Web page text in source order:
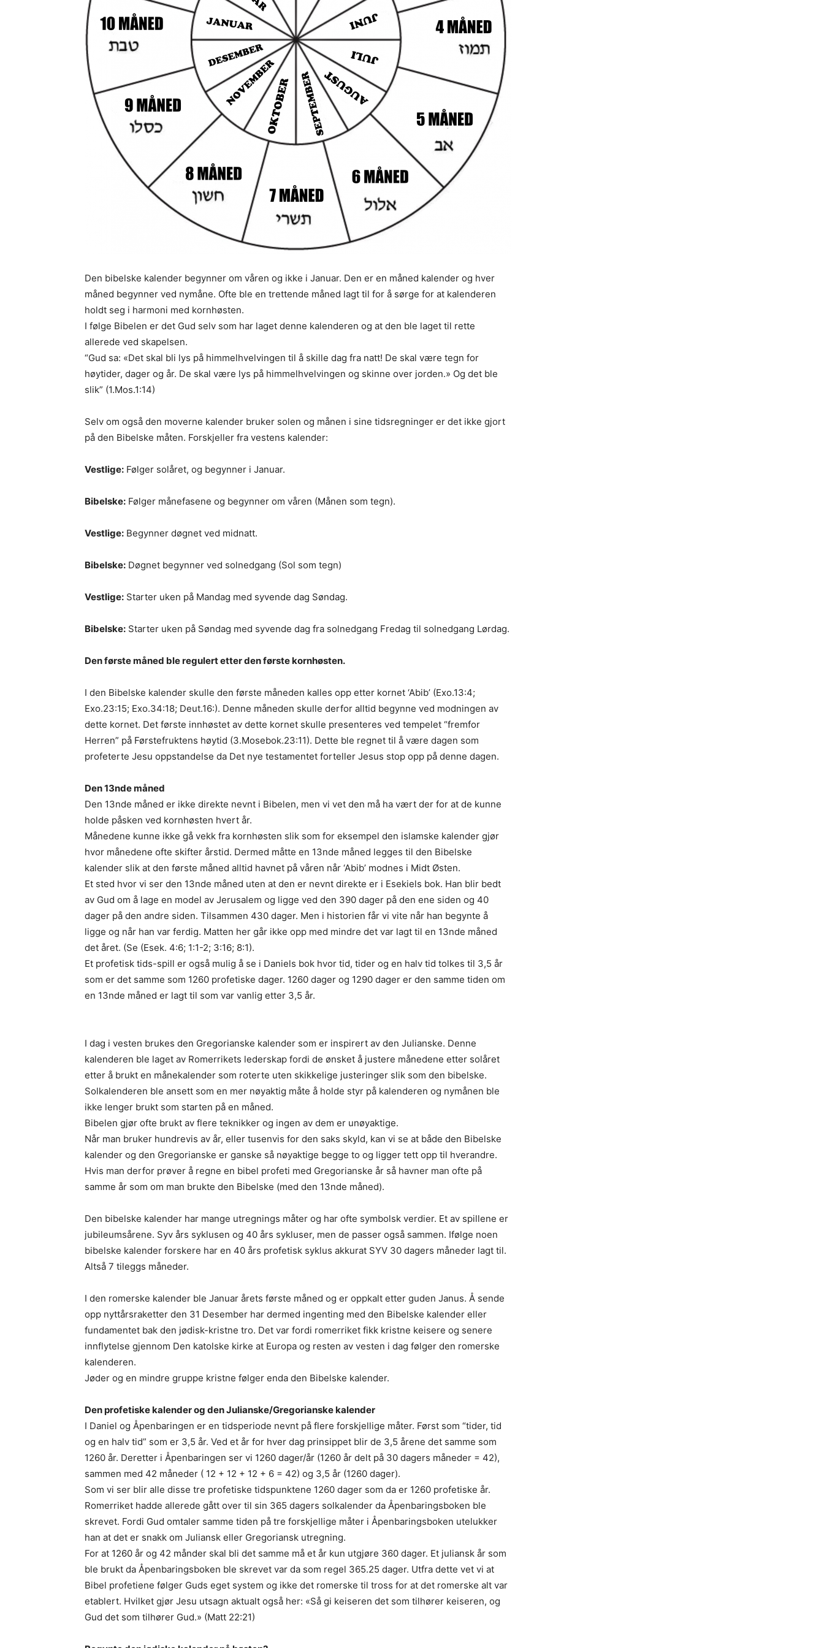
Den bibelske kalender begynner om våren og ikke i Januar. Den er en måned kalender og hver
måned begynner ved nymåne. Ofte ble en trettende måned lagt til for å sørge for at kalenderen
holdt seg i harmoni med kornhøsten.
I følge Bibelen er det Gud selv som har laget denne kalenderen og at den ble laget til rette
allerede ved skapelsen.
“Gud sa: «Det skal bli lys på himmelhvelvingen til å skille dag fra natt! De skal være tegn for
høytider, dager og år. De skal være lys på himmelhvelvingen og skinne over jorden.» Og det ble
slik” (1.Mos.1:14)
Selv om også den moverne kalender bruker solen og månen i sine tidsregninger er det ikke gjort
på den Bibelske måten. Forskjeller fra vestens kalender:
Vestlige: Følger solåret, og begynner i Januar.
Bibelske: Følger månefasene og begynner om våren (Månen som tegn).
Vestlige: Begynner døgnet ved midnatt.
Bibelske: Døgnet begynner ved solnedgang (Sol som tegn)
Vestlige: Starter uken på Mandag med syvende dag Søndag.
Bibelske: Starter uken på Søndag med syvende dag fra solnedgang Fredag til solnedgang Lørdag.
Den første måned ble regulert etter den første kornhøsten.
I den Bibelske kalender skulle den første måneden kalles opp etter kornet ‘Abib’ (Exo.13:4;
Exo.23:15; Exo.34:18; Deut.16:). Denne måneden skulle derfor alltid begynne ved modningen av
dette kornet. Det første innhøstet av dette kornet skulle presenteres ved tempelet “fremfor
Herren” på Førstefruktens høytid (3.Mosebok.23:11). Dette ble regnet til å være dagen som
profeterte Jesu oppstandelse da Det nye testamentet forteller Jesus stop opp på denne dagen.
Den 13nde måned
Den 13nde måned er ikke direkte nevnt i Bibelen, men vi vet den må ha vært der for at de kunne
holde påsken ved kornhøsten hvert år.
Månedene kunne ikke gå vekk fra kornhøsten slik som for eksempel den islamske kalender gjør
hvor månedene ofte skifter årstid. Dermed måtte en 13nde måned legges til den Bibelske
kalender slik at den første måned alltid havnet på våren når ‘Abib’ modnes i Midt Østen.
Et sted hvor vi ser den 13nde måned uten at den er nevnt direkte er i Esekiels bok. Han blir bedt
av Gud om å lage en model av Jerusalem og ligge ved den 390 dager på den ene siden og 40
dager på den andre siden. Tilsammen 430 dager. Men i historien får vi vite når han begynte å
ligge og når han var ferdig. Matten her går ikke opp med mindre det var lagt til en 13nde måned
det året. (Se (Esek. 4:6; 1:1-2; 3:16; 8:1).
Et profetisk tids-spill er også mulig å se i Daniels bok hvor tid, tider og en halv tid tolkes til 3,5 år
som er det samme som 1260 profetiske dager. 1260 dager og 1290 dager er den samme tiden om
en 13nde måned er lagt til som var vanlig etter 3,5 år.
I dag i vesten brukes den Gregorianske kalender som er inspirert av den Julianske. Denne
kalenderen ble laget av Romerrikets lederskap fordi de ønsket å justere månedene etter solåret
etter å brukt en månekalender som roterte uten skikkelige justeringer slik som den bibelske.
Solkalenderen ble ansett som en mer nøyaktig måte å holde styr på kalenderen og nymånen ble
ikke lenger brukt som starten på en måned.
Bibelen gjør ofte brukt av flere teknikker og ingen av dem er unøyaktige.
Når man bruker hundrevis av år, eller tusenvis for den saks skyld, kan vi se at både den Bibelske
kalender og den Gregorianske er ganske så nøyaktige begge to og ligger tett opp til hverandre.
Hvis man derfor prøver å regne en bibel profeti med Gregorianske år så havner man ofte på
samme år som om man brukte den Bibelske (med den 13nde måned).
Den bibelske kalender har mange utregnings måter og har ofte symbolsk verdier. Et av spillene er
jubileumsårene. Syv års syklusen og 40 års sykluser, men de passer også sammen. Ifølge noen
bibelske kalender forskere har en 40 års profetisk syklus akkurat SYV 30 dagers måneder lagt til.
Altså 7 tileggs måneder.
I den romerske kalender ble Januar årets første måned og er oppkalt etter guden Janus. Å sende
opp nyttårsraketter den 31 Desember har dermed ingenting med den Bibelske kalender eller
fundamentet bak den jødisk-kristne tro. Det var fordi romerriket fikk kristne keisere og senere
innflytelse gjennom Den katolske kirke at Europa og resten av vesten i dag følger den romerske
kalenderen.
Jøder og en mindre gruppe kristne følger enda den Bibelske kalender.
Den profetiske kalender og den Julianske/Gregorianske kalender
I Daniel og Åpenbaringen er en tidsperiode nevnt på flere forskjellige måter. Først som “tider, tid
og en halv tid” som er 3,5 år. Ved et år for hver dag prinsippet blir de 3,5 årene det samme som
1260 år. Deretter i Åpenbaringen ser vi 1260 dager/år (1260 år delt på 30 dagers måneder = 42),
sammen med 42 måneder ( 12 + 12 + 12 + 6 = 42) og 3,5 år (1260 dager).
Som vi ser blir alle disse tre profetiske tidspunktene 1260 dager som da er 1260 profetiske år.
Romerriket hadde allerede gått over til sin 365 dagers solkalender da Åpenbaringsboken ble
skrevet. Fordi Gud omtaler samme tiden på tre forskjellige måter i Åpenbaringsboken utelukker
han at det er snakk om Juliansk eller Gregoriansk utregning.
For at 1260 år og 42 månder skal bli det samme må et år kun utgjøre 360 dager. Et juliansk år som
ble brukt da Åpenbaringsboken ble skrevet var da som regel 365.25 dager. Utfra dette vet vi at
Bibel profetiene følger Guds eget system og ikke det romerske til tross for at det romerske alt var
etablert. Hvilket gjør Jesu utsagn aktualt også her: «Så gi keiseren det som tilhører keiseren, og
Gud det som tilhører Gud.» (Matt 22:21)